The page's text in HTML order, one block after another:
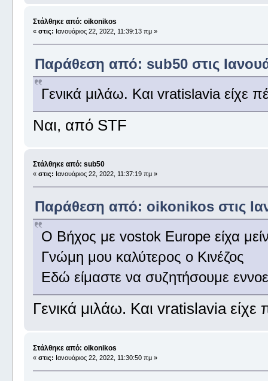
Στάλθηκε από: oikonikos
« στις: Ιανουάριος 22, 2022, 11:39:13 πμ »
Παράθεση από: sub50 στις
Γενικά μιλάω. Και vratislavia είχε
Ναι, από STF
Στάλθηκε από: sub50
« στις: Ιανουάριος 22, 2022, 11:37:19 πμ »
Παράθεση από: oikonikos στις
Ο Βήχος με vostok Europe είχα
Γνώμη μου καλύτερος ο Κινέζος
Εδώ είμαστε να συζητήσουμε
Γενικά μιλάω. Και vratislavia είχε
Στάλθηκε από: oikonikos
« στις: Ιανουάριος 22, 2022, 11:30:50 πμ »